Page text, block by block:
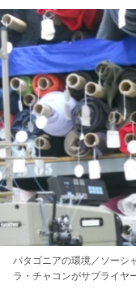
パタゴニアの環境／ソーシ
ラ・チャコンがサプライヤ